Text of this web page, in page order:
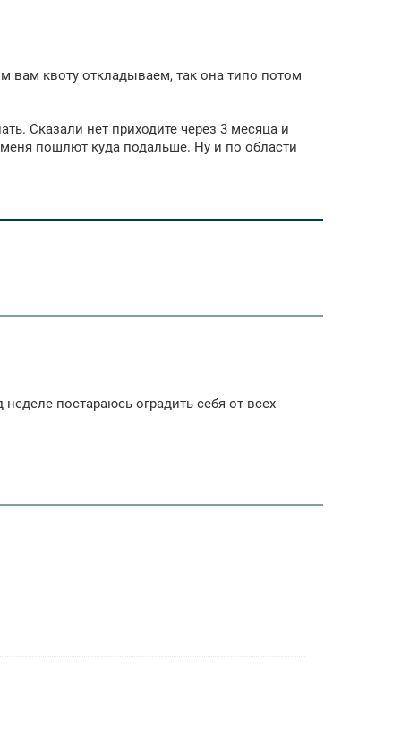
вам квоту откладываем, так она типо потом
Сказали нет приходите через 3 месяца и
пошлют куда подальше. Ну и по области
постараюсь оградить себя от всех